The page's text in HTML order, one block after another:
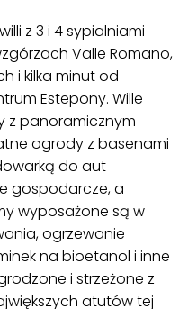
z 3 i 4 sypialniami
Valle Romano,
i kilka minut od
Estepony. Wille
z panoramicznym
ogrody z basenami
do aut
gospodarcze, a
wyposażone są w
ogrzewanie
na bioetanol i inne
i strzeżone z
atutów tej